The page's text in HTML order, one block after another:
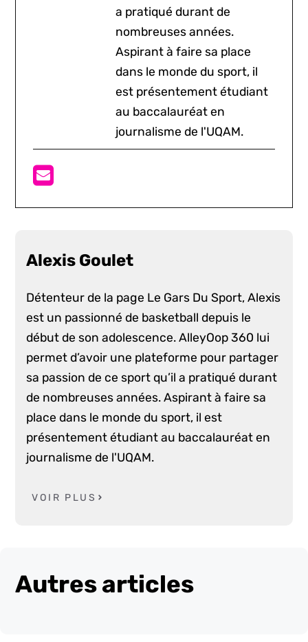
a pratiqué durant de
nombreuses années.
Aspirant à faire sa place
dans le monde du sport, il
est présentement étudiant
au baccalauréat en
journalisme de l'UQAM.
Alexis Goulet
Détenteur de la page Le Gars Du Sport, Alexis
est un passionné de basketball depuis le
début de son adolescence. AlleyOop 360 lui
permet d’avoir une plateforme pour partager
sa passion de ce sport qu’il a pratiqué durant
de nombreuses années. Aspirant à faire sa
place dans le monde du sport, il est
présentement étudiant au baccalauréat en
journalisme de l'UQAM.
VOIR PLUS
Autres articles